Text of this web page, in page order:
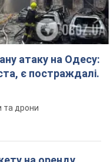
та хто нею
сусідні
загиблих,